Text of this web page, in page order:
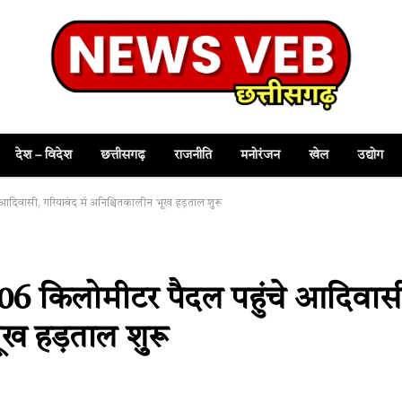
देश – विदेश छत्तीसगढ़ राजनीति मनोरंजन खेल उद्योग
गरियाबंद में अनिश्चितकालीन भूख हड़ताल शुरू
किलोमीटर पैदल पहुंचे
हड़ताल शुरू